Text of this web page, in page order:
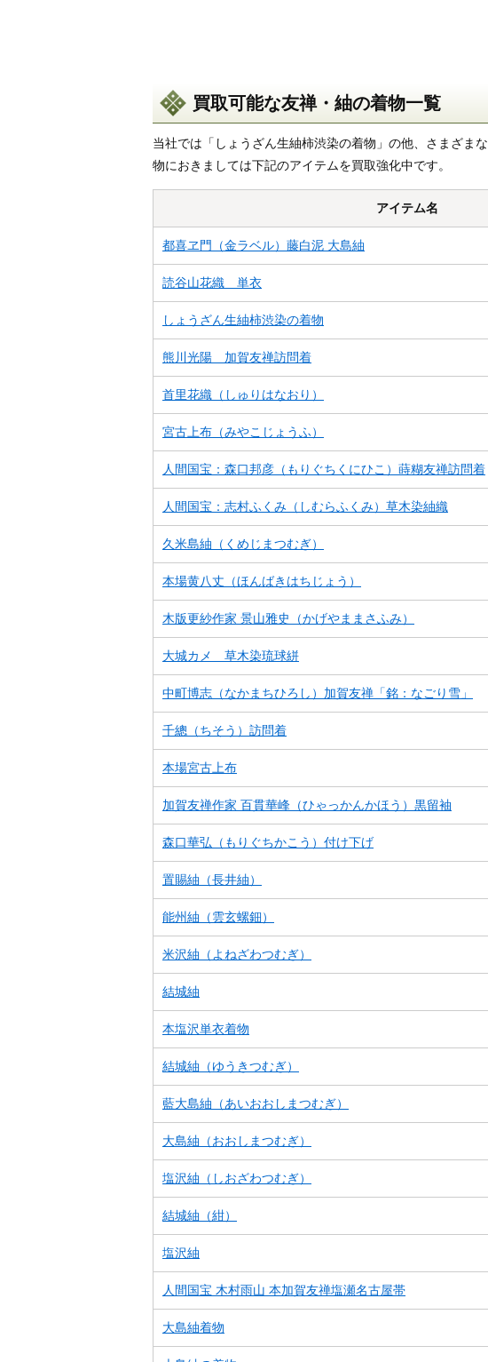
買取可能な友禅・紬の着物一覧
当社では「しょうざん生紬柿渋染の着物」の他、さまざま
物におきましては下記のアイテムを買取強化中です。
アイテム名
都喜ヱ門（金ラベル）藤白泥 大島紬
読谷山花織 単衣
しょうざん生紬柿渋染の着物
熊川光陽 加賀友禅訪問着
首里花織（しゅりはなおり）
宮古上布（みやこじょうふ）
人間国宝：森口邦彦（もりぐちくにひこ）蒔糊友禅訪問着
人間国宝：志村ふくみ（しむらふくみ）草木染紬織
久米島紬（くめじまつむぎ）
本場黄八丈（ほんばきはちじょう）
木版更紗作家 景山雅史（かげやままさふみ）
大城カメ 草木染琉球絣
中町博志（なかまちひろし）加賀友禅「銘：なごり雪」
千總（ちそう）訪問着
本場宮古上布
加賀友禅作家 百貫華峰（ひゃっかんかほう）黒留袖
森口華弘（もりぐちかこう）付け下げ
置賜紬（長井紬）
能州紬（雲玄螺鈿）
米沢紬（よねざわつむぎ）
結城紬
本塩沢単衣着物
結城紬（ゆうきつむぎ）
藍大島紬（あいおおしまつむぎ）
大島紬（おおしまつむぎ）
塩沢紬（しおざわつむぎ）
結城紬（紺）
塩沢紬
人間国宝 木村雨山 本加賀友禅塩瀬名古屋帯
大島紬着物